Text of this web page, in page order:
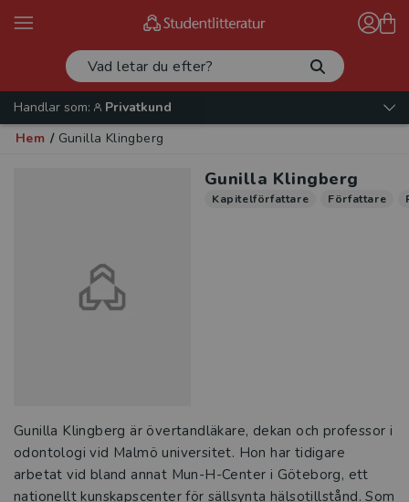
Handlar som:
Privatkund
Hem / Gunilla Klingberg
Gunilla Klingberg
Kapitelförfattare Författare
Gunilla Klingberg är övertandläkare, dekan och professor i
odontologi vid Malmö universitet. Hon har tidigare
arbetat vid bland annat Mun-H-Center i Göteborg, ett
nationellt kunskapscenter för sällsynta hälsotillstånd. Som